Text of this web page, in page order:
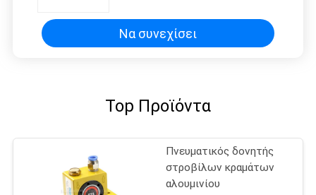
Να συνεχίσει
Top Προϊόντα
Πνευματικός δονητής
στροβίλων κραμάτων
αλουμινίου